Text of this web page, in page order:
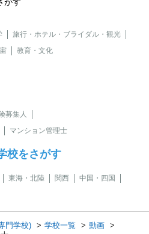
旅行・ホテル・ブライダル・観光
教育・文化
募集人
マンション管理士
校をさがす
東海・北陸 関西
中国・四国
門学校) 学校一覧
動画